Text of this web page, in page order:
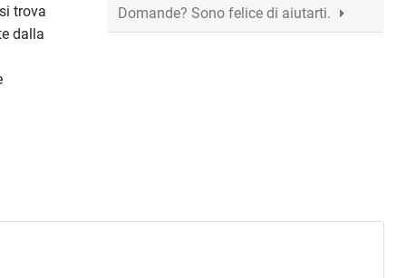
trova
dalla
Domande? Sono felice di aiutarti.